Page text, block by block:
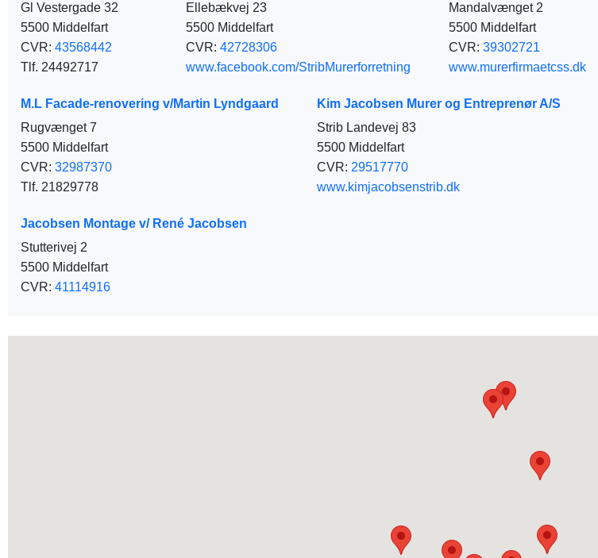
Gl Vestergade 32
5500 Middelfart
CVR: 43568442
Tlf. 24492717
Ellebækvej 23
5500 Middelfart
CVR: 42728306
www.facebook.com/StribMurerforretning
Mandalvænget 2
5500 Middelfart
CVR: 39302721
www.murerfirmaetcss.dk
M.L Facade-renovering v/Martin Lyndgaard
Rugvænget 7
5500 Middelfart
CVR: 32987370
Tlf. 21829778
Kim Jacobsen Murer og Entreprenør A/S
Strib Landevej 83
5500 Middelfart
CVR: 29517770
www.kimjacobsenstrib.dk
Jacobsen Montage v/ René Jacobsen
Stutterivej 2
5500 Middelfart
CVR: 41114916